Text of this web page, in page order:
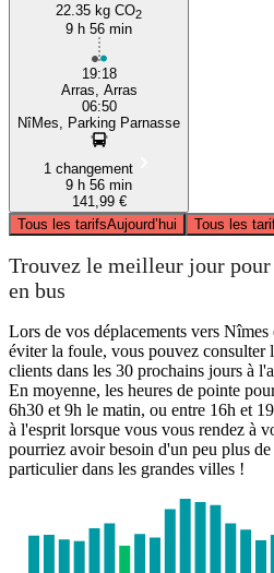
22.35 kg CO2
9 h 56 min
19:18
Arras, Arras
06:50
NîMes, Parking Parnasse
1 changement
9 h 56 min
141,99 €
Tous les tarifsAujourd’hui Tous les
Trouvez le meilleur jour pour
en bus
Lors de vos déplacements vers
éviter la foule, vous pouvez consulter
clients dans les 30 prochains jours à
En moyenne, les heures de pointe
6h30 et 9h le matin, ou entre 16h et
à l'esprit lorsque vous vous rendez à
pourriez avoir besoin d'un peu plus
particulier dans les grandes villes !